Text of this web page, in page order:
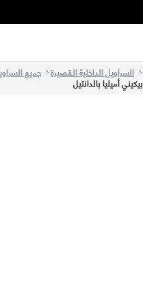
السراويل الداخلية القصيرة جميع